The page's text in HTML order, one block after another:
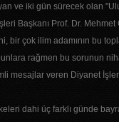
ve iki gün sürecek olan
Başkanı Prof. Dr.
bir çok ilim adamının bu
rağmen bu sorunun
mesajlar veren Diyanet
dahi üç farklı günde